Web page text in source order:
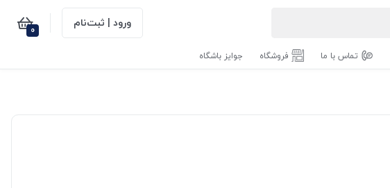
ورود | ثبت‌نام 0
تماس با ما فروشگاه جوایز باشگاه